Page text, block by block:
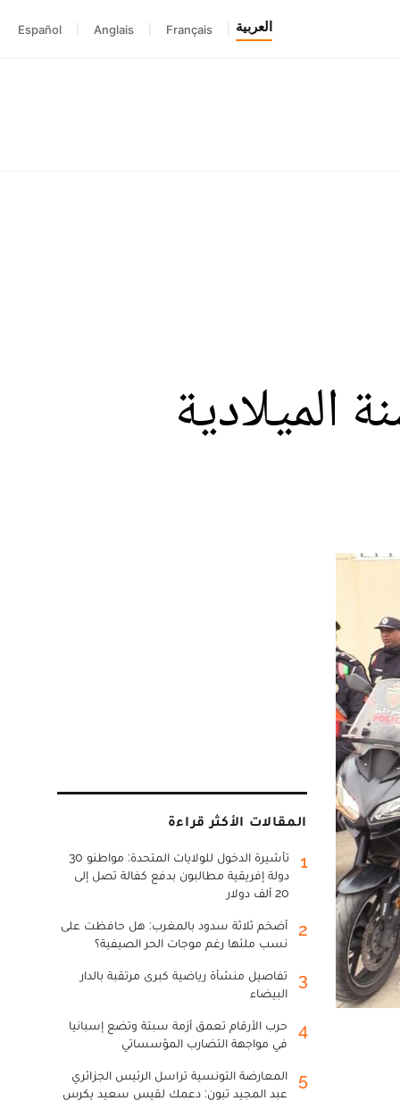
العربية Français
Anglais
Español
الميلادية
المقالات الأكثر قراءة
1
تأشيرة الدخول للولايات المتحدة: مواطنو 30
دولة إفريقية مطالبون بدفع كفالة تصل إلى
20 ألف دولار
2
أضخم ثلاثة سدود بالمغرب: هل حافظت على
نسب ملئها رغم موجات الحر الصيفية؟
3
تفاصيل منشأة رياضية كبرى مرتقبة بالدار
البيضاء
4
حرب الأرقام تعمق أزمة سبتة وتضع إسبانيا
في مواجهة التضارب المؤسساتي
5
المعارضة التونسية تراسل الرئيس الجزائري
عبد المجيد تبون: دعمك لقيس سعيد يكرس